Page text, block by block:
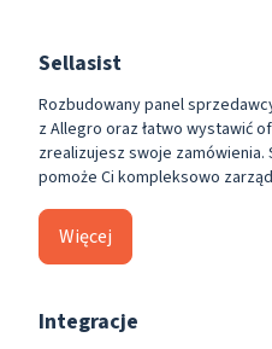
Sellasist
Rozbudowany panel
z Allegro oraz łatwo wystawić
zrealizujesz swoje
pomoże Ci kompleksowo
Więcej
Integracje